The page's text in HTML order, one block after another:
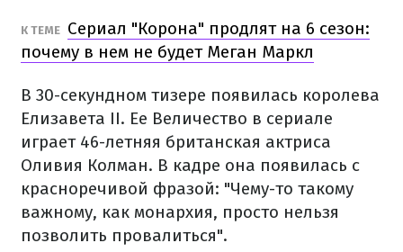
К ТЕМЕ Сериал "Корона" продлят на 6 сезон:
почему в нем не будет Меган Маркл
В 30-секундном тизере появилась королева
Елизавета II. Ее Величество в сериале
играет 46-летняя британская актриса
Оливия Колман. В кадре она появилась с
красноречивой фразой: "Чему-то такому
важному, как монархия, просто нельзя
позволить провалиться".